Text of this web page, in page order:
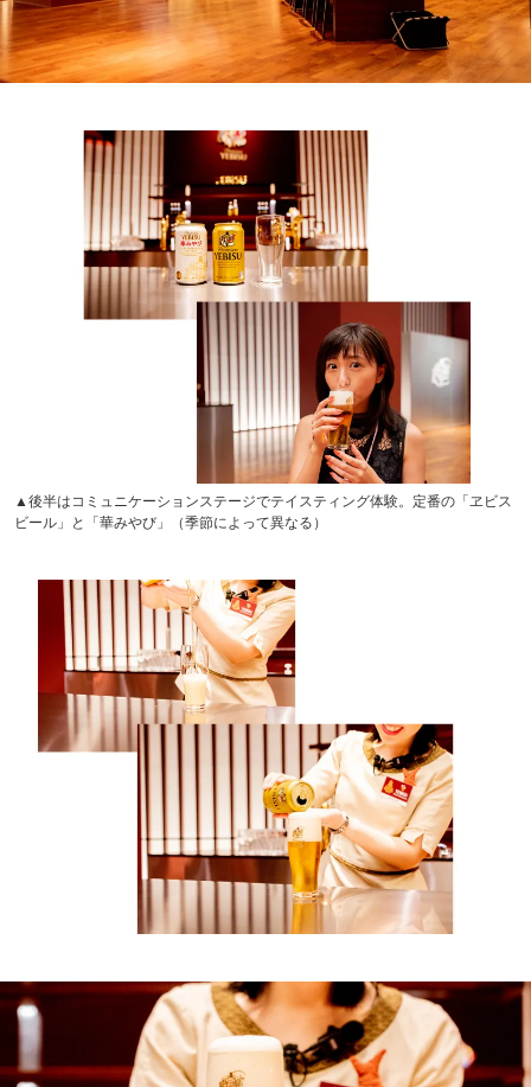
▲後半はコミュニケーションステージでテイスティング体験。定番の「ヱビス
ビール」と「華みやび」（季節によって異なる）